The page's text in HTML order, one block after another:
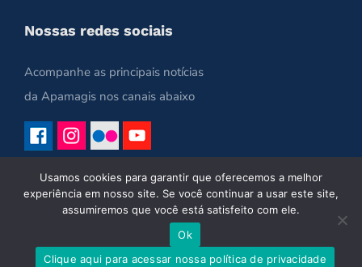
Nossas redes sociais
Acompanhe as principais notícias
da Apamagis nos canais abaixo
Copyright 2021 | Apamagis | Todos os Direitos Reservados
Usamos cookies para garantir que oferecemos a melhor
experiência em nosso site. Se você continuar a usar este site,
assumiremos que você está satisfeito com ele.
Ok
Clique aqui para acessar nossa política de privacidade